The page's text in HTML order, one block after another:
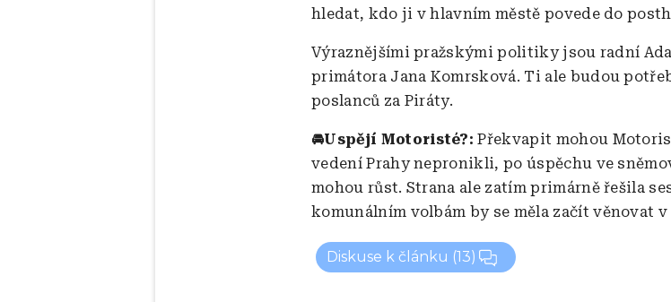
hledat, kdo ji v hlavním městě povede do
Výraznějšími pražskými politiky jsou radní
primátora Jana Komrsková. Ti ale budou
poslanců za Piráty.
🚘Uspějí Motoristé?: Překvapit mohou
vedení Prahy nepronikli, po úspěchu ve
mohou růst. Strana ale zatím primárně řešila
komunálním volbám by se měla začít věnovat
Diskuse k článku (13)